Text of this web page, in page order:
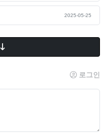
2025-05-25
로그인